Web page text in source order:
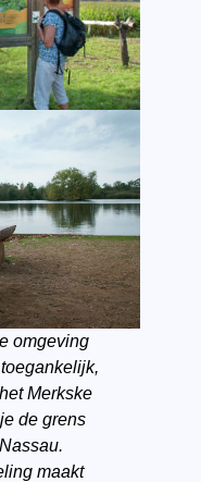
omgeving
Merkske
de grens
maakt